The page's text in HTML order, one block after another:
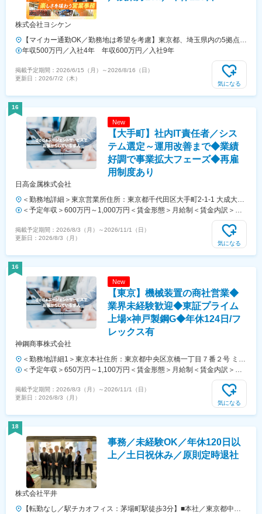
株式会社ヨシケン
【マイカー通勤OK／勤務地は希望を考慮】東京都、埼玉県内の5拠点の
いずれかへの配属となります。※受動喫煙対策：屋内全面禁煙■東京本
社東京都板橋区小豆沢4-24-26■川越事業所（芳野台工業団地内）埼玉
県川越市芳野台1-103-26■戸田工場埼玉県戸田市笹目北町8-4■戸田営業
所埼玉県戸田市笹目北町2-6■新座営業所埼玉県新座市菅沢1-8-48
年収500万円／入社4年 年収600万円／入社9年
掲載予定期間： 2026/6/15（月） ～2026/8/16（日）
更新日： 2026/7/2（木）
気になる
16
New
【大手町】社内IT責任者／シス
テム選定～運用改善まで◆業績
好調で事業拡大フェーズ◆再雇
用制度あり
日高金属株式会社
＜勤務地詳細＞東京営業所住所：東京都千代田区大手町2-1-1 大成大手
町ビル7階受動喫煙対策：屋内全面禁煙変更の範囲：会社の定める事業
＜予定年収＞600万円～1,000万円＜賃金形態＞月給制＜賃金内訳＞月
額（基本給）：300,000円～450,000円その他固定手当/月：100,000円
～150,000円＜月給＞400,000円～600,000円＜昇給有無＞有＜残業手
当＞無＜給与補足＞※給与詳細は経験・能力を考慮し、相談の上決定し
掲載予定期間： 2026/8/3（月） ～2026/11/1（日）
更新日： 2026/8/3（月）
気になる
16
New
【東京】機械装置の商社営業◆
業界未経験歓迎◆東証プライム
上場×神戸製鋼G◆年休124日/フ
レックス有
神鋼商事株式会社
＜勤務地詳細1＞東京本社住所：東京都中央区京橋一丁目７番２号 ミュ
ージアムタワー京橋 10 階・11 階・12 階勤務地最寄駅：JR山手線／東
京駅受動喫煙対策：屋内全面禁煙＜勤務地詳細2＞神戸製鋼所/東京本社
住所：東京都港区高輪2丁目22番1号 TAKANAWA GATEWAY CITY 受動
喫煙対策：屋内全面禁煙変更の範囲：会社の定める事業所（リモートワ
＜予定年収＞650万円～1,100万円＜賃金形態＞月給制＜賃金内訳＞月
額（基本給）：330,000円～600,000円＜月給＞330,000円～600,000円
＜昇給有無＞有＜残業手当＞有＜給与補足＞■昇給：年1回（4月）■賞
与：年2回（6月、12月）賃金はあくまでも目安の金額であり、選考を
掲載予定期間： 2026/8/3（月） ～2026/11/1（日）
更新日： 2026/8/3（月）
気になる
18
事務／未経験OK／年休120日以
上／土日祝休み／原則定時退社
株式会社平井
【転勤なし／駅チカオフィス：茅場町駅徒歩3分】■本社／東京都中央